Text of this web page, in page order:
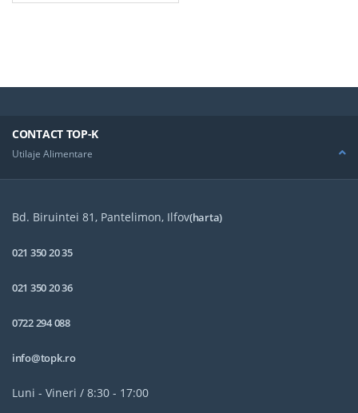
CONTACT TOP-K
Utilaje Alimentare
Bd. Biruintei 81, Pantelimon, Ilfov(harta)
021 350 20 35
021 350 20 36
0722 294 088
info@topk.ro
Luni - Vineri / 8:30 - 17:00